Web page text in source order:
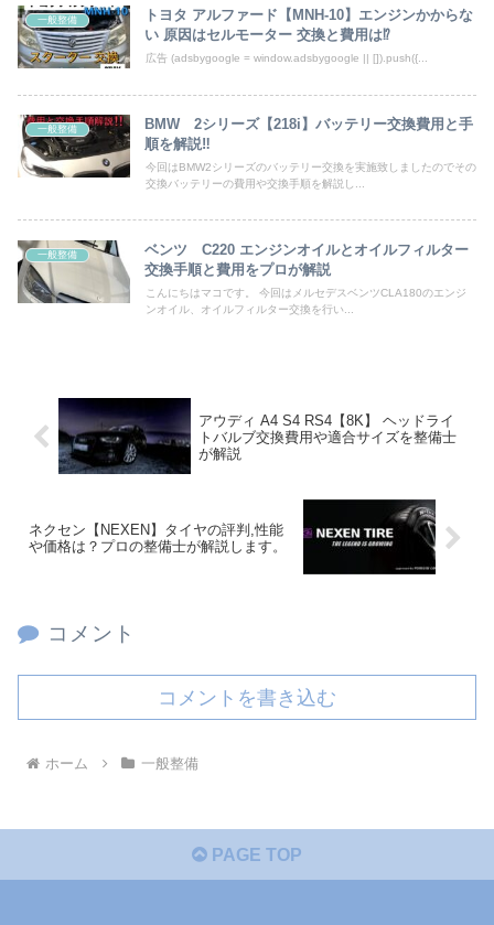
一般整備
トヨタ アルファード【MNH-10】エンジンかからな
い 原因はセルモーター 交換と費用は⁉
広告 (adsbygoogle = window.adsbygoogle || []).push({...
一般整備
BMW 2シリーズ【218i】バッテリー交換費用と手
順を解説‼
今回はBMW2シリーズのバッテリー交換を実施致しましたのでその
交換バッテリーの費用や交換手順を解説し...
一般整備
ベンツ C220 エンジンオイルとオイルフィルター
交換手順と費用をプロが解説
こんにちはマコです。 今回はメルセデスベンツCLA180のエンジ
ンオイル、オイルフィルター交換を行い...
アウディ A4 S4 RS4【8K】 ヘッドライ
トバルブ交換費用や適合サイズを整備士
が解説
ネクセン【NEXEN】タイヤの評判,性能
や価格は？プロの整備士が解説します。
コメント
コメントを書き込む
ホーム 一般整備
PAGE TOP